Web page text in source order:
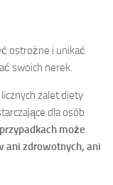
ostrożne i unikać
swoich nerek.
zalet diety
dla osób
może
ani zdrowotnych, ani